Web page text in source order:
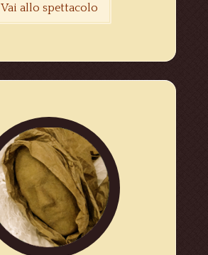
Vai allo spettacolo